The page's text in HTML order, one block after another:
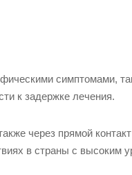
симптомами,
к задержке лечения.
через прямой
в страны с высоким